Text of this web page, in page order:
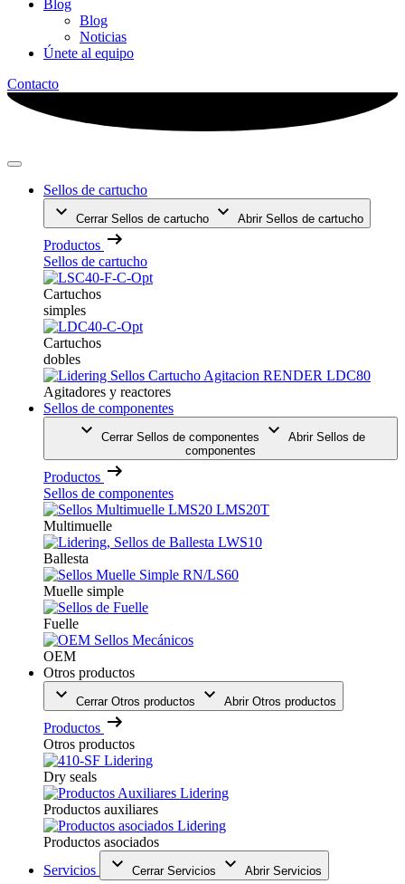
Blog
Blog
Noticias
Únete al equipo
Contacto
Sellos de cartucho
Cerrar Sellos de cartucho Abrir Sellos de cartucho
Productos
Sellos de cartucho
Cartuchos
simples
Cartuchos
dobles
Agitadores y reactores
Sellos de componentes
Cerrar Sellos de componentes
Abrir Sellos de
componentes
Productos
Sellos de componentes
Multimuelle
Ballesta
Muelle simple
Fuelle
OEM
Otros productos
Cerrar Otros productos Abrir Otros productos
Productos
Otros productos
Dry seals
Productos auxiliares
Productos asociados
Servicios
Cerrar Servicios Abrir Servicios